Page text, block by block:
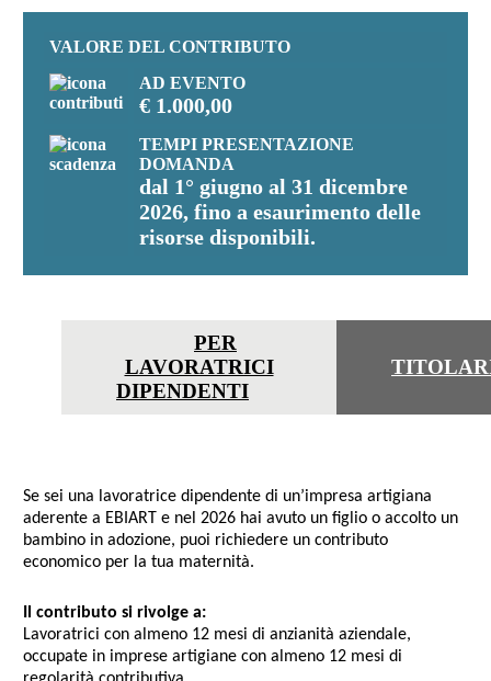
VALORE DEL CONTRIBUTO
AD EVENTO
€ 1.000,00
TEMPI PRESENTAZIONE
DOMANDA
dal 1° giugno al 31 dicembre
2026, fino a esaurimento delle
risorse disponibili.
PER
LAVORATRICI
DIPENDENTI
Se sei una lavoratrice dipendente di un’impresa artigiana
aderente a EBIART e nel 2026 hai avuto un figlio o accolto un
bambino in adozione, puoi richiedere un contributo
economico per la tua maternità.
Il contributo si rivolge a:
Lavoratrici con almeno 12 mesi di anzianità aziendale,
occupate in imprese artigiane con almeno 12 mesi di